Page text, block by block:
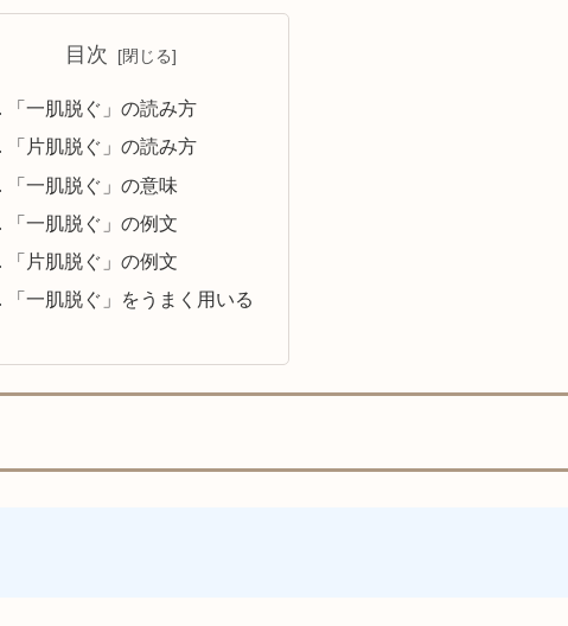
目次
「一肌脱ぐ」の読み方
「片肌脱ぐ」の読み方
「一肌脱ぐ」の意味
「一肌脱ぐ」の例文
「片肌脱ぐ」の例文
「一肌脱ぐ」をうまく用いる